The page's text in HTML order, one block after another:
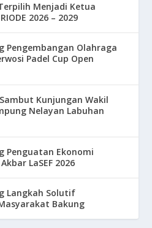
Terpilih Menjadi Ketua
2026 – 2029
Pengembangan Olahraga
Padel Cup Open
Kunjungan Wakil
Nelayan Labuhan
Penguatan Ekonomi
LaSEF 2026
Langkah Solutif
Bakung